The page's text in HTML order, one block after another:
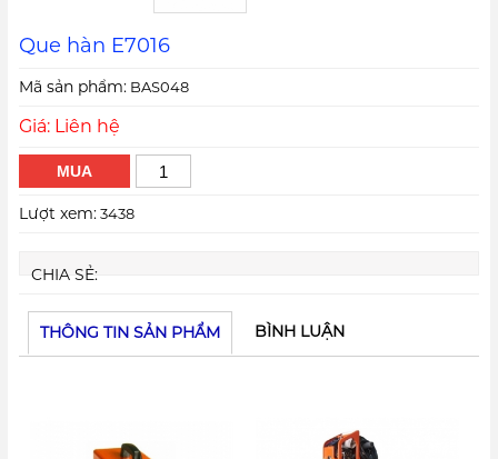
Que hàn E7016
Mã sản phẩm:BAS048
Giá: Liên hệ
MUA
Lượt xem: 3438
CHIA SẺ:
THÔNG TIN SẢN PHẨM BÌNH LUẬN